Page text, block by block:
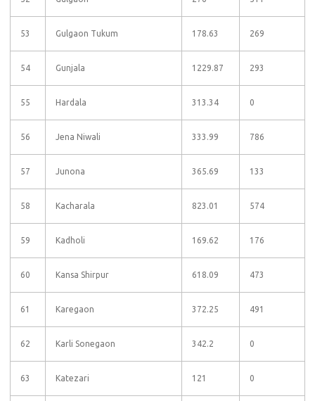
53 Gulgaon Tukum 178.63 269
54 Gunjala 1229.87 293
55 Hardala 313.34 0
56 Jena Niwali 333.99 786
57 Junona 365.69 133
58 Kacharala 823.01 574
59 Kadholi 169.62 176
60 Kansa Shirpur 618.09 473
61 Karegaon 372.25 491
62 Karli Sonegaon 342.2 0
63 Katezari 121 0